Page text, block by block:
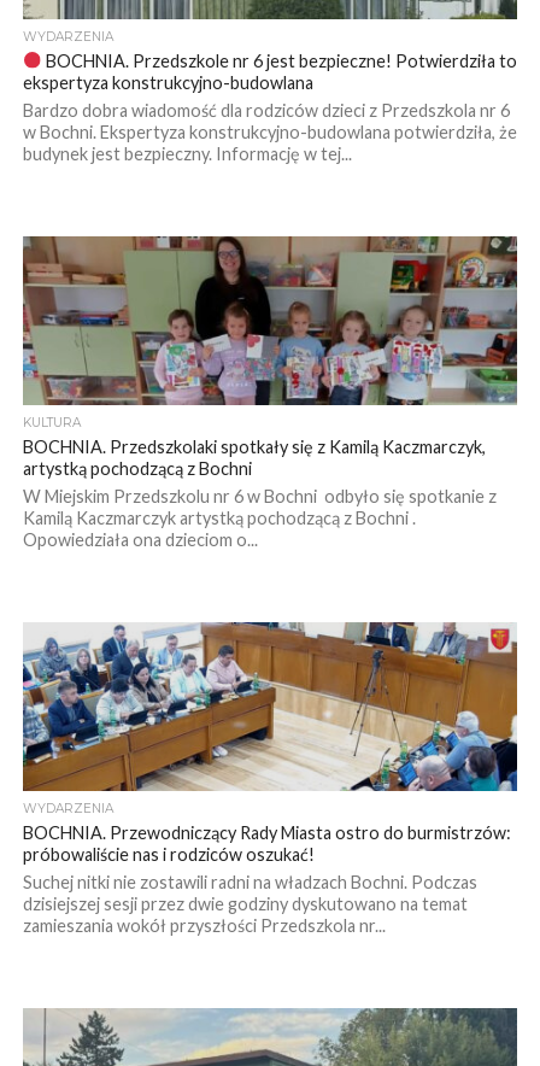
WYDARZENIA
BOCHNIA. Przedszkole nr 6 jest bezpieczne! Potwierdziła to
ekspertyza konstrukcyjno-budowlana
Bardzo dobra wiadomość dla rodziców dzieci z Przedszkola nr 6
w Bochni. Ekspertyza konstrukcyjno-budowlana potwierdziła, że
budynek jest bezpieczny. Informację w tej...
KULTURA
BOCHNIA. Przedszkolaki spotkały się z Kamilą Kaczmarczyk,
artystką pochodzącą z Bochni
W Miejskim Przedszkolu nr 6 w Bochni odbyło się spotkanie z
Kamilą Kaczmarczyk artystką pochodzącą z Bochni .
Opowiedziała ona dzieciom o...
WYDARZENIA
BOCHNIA. Przewodniczący Rady Miasta ostro do burmistrzów:
próbowaliście nas i rodziców oszukać!
Suchej nitki nie zostawili radni na władzach Bochni. Podczas
dzisiejszej sesji przez dwie godziny dyskutowano na temat
zamieszania wokół przyszłości Przedszkola nr...